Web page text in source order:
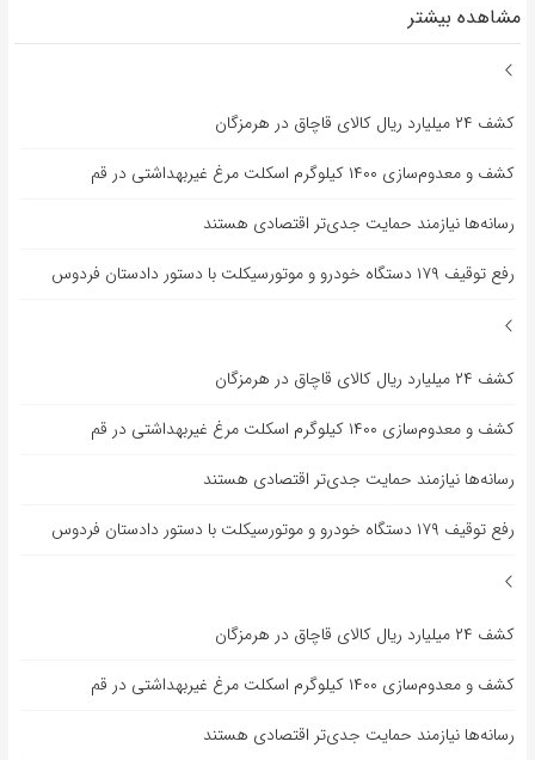
مشاهده بیشتر
کشف ۲۴ میلیارد ریال کالای قاچاق در هرمزگان
کشف و معدوم‌سازی ۱۴۰۰ کیلوگرم اسکلت مرغ غیربهداشتی در قم
رسانه‌ها نیازمند حمایت جدی‌تر اقتصادی هستند
رفع توقیف ۱۷۹ دستگاه خودرو و موتورسیکلت با دستور دادستان فردوس
کشف ۲۴ میلیارد ریال کالای قاچاق در هرمزگان
کشف و معدوم‌سازی ۱۴۰۰ کیلوگرم اسکلت مرغ غیربهداشتی در قم
رسانه‌ها نیازمند حمایت جدی‌تر اقتصادی هستند
رفع توقیف ۱۷۹ دستگاه خودرو و موتورسیکلت با دستور دادستان فردوس
کشف ۲۴ میلیارد ریال کالای قاچاق در هرمزگان
کشف و معدوم‌سازی ۱۴۰۰ کیلوگرم اسکلت مرغ غیربهداشتی در قم
رسانه‌ها نیازمند حمایت جدی‌تر اقتصادی هستند